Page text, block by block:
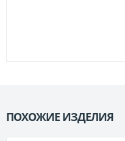
ПОХОЖИЕ ИЗДЕЛИЯ